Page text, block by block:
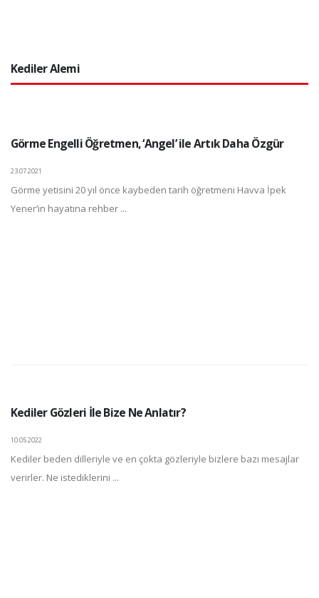
Kediler Alemi
Görme Engelli Öğretmen, ‘Angel’ ile Artık Daha Özgür
23.07.2021
Görme yetisini 20 yıl önce kaybeden tarih öğretmeni Havva İpek
Yener’in hayatına rehber ...
Kediler Gözleri İle Bize Ne Anlatır?
10.05.2022
Kediler beden dilleriyle ve en çokta gözleriyle bizlere bazı mesajlar
verirler. Ne istediklerini ...